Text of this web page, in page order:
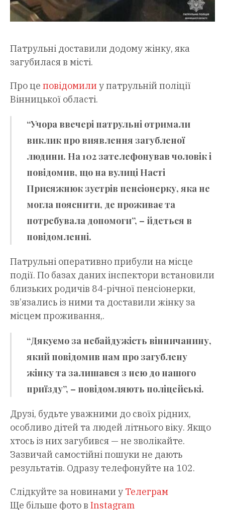
Патрульні доставили додому жінку, яка
загубилася в місті.
Про це повідомили у патрульній поліції
Вінницької області.
“Учора ввечері патрульні отримали
виклик про виявлення загубленої
людини. На 102 зателефонував чоловік і
повідомив, що на вулиці Насті
Присяжнюк зустрів пенсіонерку, яка не
могла пояснити, де проживає та
потребувала допомоги”, – йдеться в
повідомленні.
Патрульні оперативно прибули на місце
події. По базах даних інспектори встановили
близьких родичів 84-річної пенсіонерки,
зв’язались із ними та доставили жінку за
місцем проживання,.
“Дякуємо за небайдужість вінничанину,
який повідомив нам про загублену
жінку та залишався з нею до нашого
приїзду”, – повідомляють поліцейські.
Друзі, будьте уважними до своїх рідних,
особливо дітей та людей літнього віку. Якщо
хтось із них загубився — не зволікайте.
Зазвичай самостійні пошуки не дають
результатів. Одразу телефонуйте на 102.
Слідкуйте за новинами у Телеграм
Ще більше фото в Instagram